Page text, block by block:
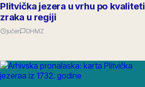
Plitvička jezera u vrhu po kvaliteti
zraka u regiji
jučer DHMZ